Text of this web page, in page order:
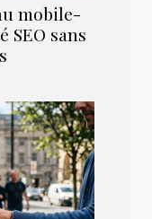
mobile-
sans